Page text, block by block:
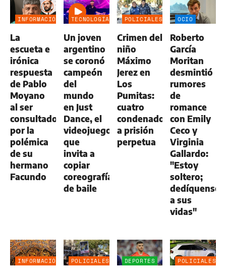
INFORMACIÓN
La
escueta e
irónica
respuesta
de Pablo
Moyano
al ser
consultado
por la
polémica
de su
hermano
Facundo
TECNOLOGÍA
Un joven
argentino
se coronó
campeón
del
mundo
en Just
Dance, el
videojuego
que
invita a
copiar
coreografías
de baile
POLICIALES
Crimen del
niño
Máximo
Jerez en
Los
Pumitas:
cuatro
condenados
a prisión
perpetua
OCIO
Roberto
García
Moritan
desmintió
rumores
de
romance
con Emily
Ceco y
Virginia
Gallardo:
"Estoy
soltero;
dedíquense
a sus
vidas"
INFORMACIÓN
POLICIALES DEPORTES POLICIALES